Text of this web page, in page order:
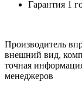
Гарантия 1
Производитель
внешний вид,
точная
менеджеров